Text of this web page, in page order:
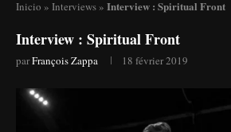
Inicio » Interviews » Interview : Spiritual Front
Interview : Spiritual Front
parFrançois Zappa 18 février 2019